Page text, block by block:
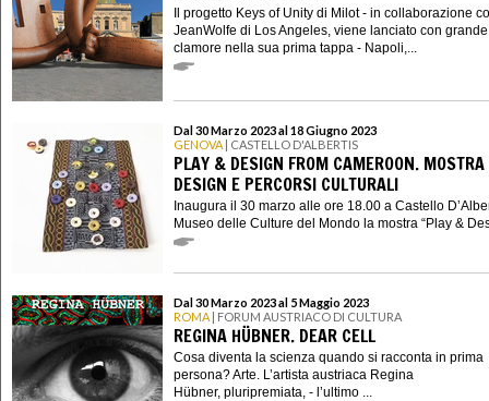
Il progetto Keys of Unity di Milot - in collaborazione
JeanWolfe di Los Angeles, viene lanciato con grande
clamore nella sua prima tappa - Napoli,...
Dal 30 Marzo 2023 al 18 Giugno 2023
GENOVA | CASTELLO D'ALBERTIS
PLAY & DESIGN FROM CAMEROON.
DESIGN E PERCORSI CULTURALI
Inaugura il 30 marzo alle ore 18.00 a Castello
Museo delle Culture del Mondo la mostra “Play &
Dal 30 Marzo 2023 al 5 Maggio 2023
ROMA | FORUM AUSTRIACO DI CULTURA
REGINA HÜBNER. DEAR CELL
Cosa diventa la scienza quando si racconta in prima
persona? Arte. L’artista austriaca Regina
Hübner, pluripremiata, - l’ultimo ...